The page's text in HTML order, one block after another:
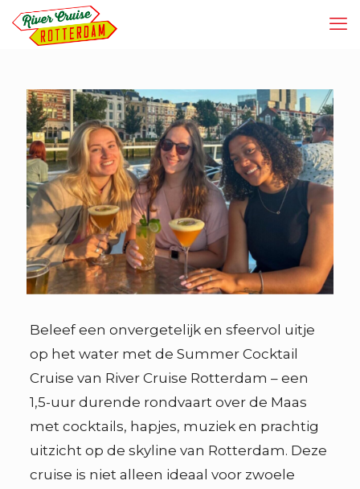
Beleef een onvergetelijk en sfeervol uitje
op het water met de Summer Cocktail
Cruise van River Cruise Rotterdam – een
1,5-uur durende rondvaart over de Maas
met cocktails, hapjes, muziek en prachtig
uitzicht op de skyline van Rotterdam. Deze
cruise is niet alleen ideaal voor zwoele